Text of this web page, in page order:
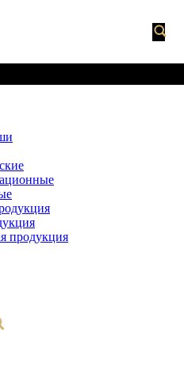
продукция